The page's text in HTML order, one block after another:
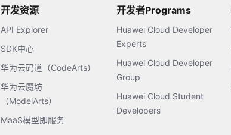
开发资源
API Explorer
SDK中心
华为云码道（CodeArts）
华为云魔坊
（ModelArts）
MaaS模型即服务
开发者Programs
Huawei Cloud Developer
Experts
Huawei Cloud Developer
Group
Huawei Cloud Student
Developers